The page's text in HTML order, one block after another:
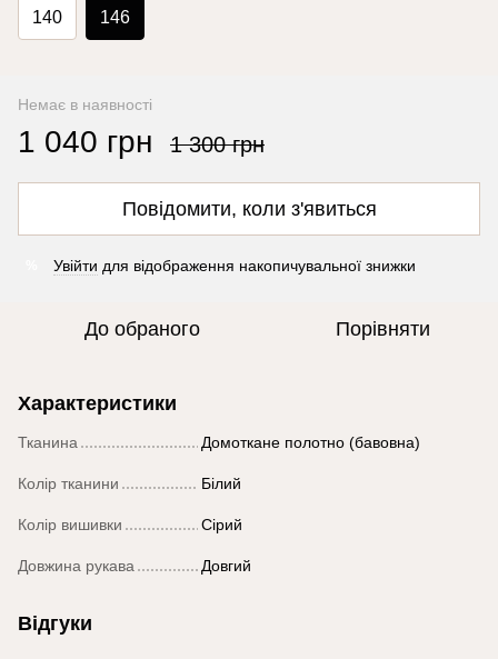
140 146
Немає в наявності
1 040 грн 1 300 грн
Повідомити, коли з'явиться
Увійти для відображення накопичувальної знижки
До обраного Порівняти
Характеристики
Тканина Домоткане полотно (бавовна)
Колір тканини Білий
Колір вишивки Сірий
Довжина рукава Довгий
Відгуки